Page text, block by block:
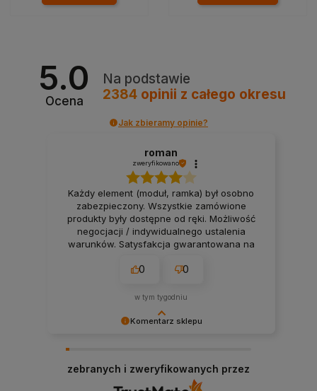
5.0
Ocena
Na podstawie
2384 opinii z całego okresu
Jak zbieramy opinie?
Komentarz sklepu
roman
zweryfikowano
Każdy element (moduł, ramka) był osobno
zabezpieczony. Wszystkie zamówione
produkty były dostępne od ręki. Możliwość
negocjacji / indywidualnego ustalenia
warunków. Satysfakcja gwarantowana na
0 0
w tym tygodniu
zebranych i zweryfikowanych przez